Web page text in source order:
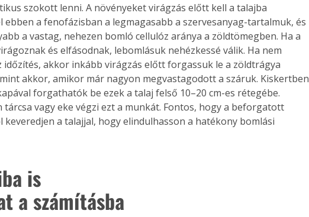
szokott lenni. A növényeket virágzás előtt kell a talajba
ebben a fenofázisban a legmagasabb a szervesanyag-tartalmuk, és
a vastag, nehezen bomló cellulóz aránya a zöldtömegben. Ha a
és elfásodnak, lebomlásuk nehézkessé válik. Ha nem
időzítés, akkor inkább virágzás előtt forgassuk le a zöldtrágya
akkor, amikor már nagyon megvastagodott a száruk. Kiskertben
forgathatók be ezek a talaj felső 10–20 cm-es rétegébe.
tárcsa vagy eke végzi ezt a munkát. Fontos, hogy a beforgatott
keveredjen a talajjal, hogy elindulhasson a hatékony bomlási
is
a számításba